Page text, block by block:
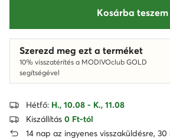
Kosárba teszem
Szerezd meg ezt a terméket
10% visszatérítés a MODIVOclub GOLD
segítségével
Hétfő: H., 10.08 - K., 11.08
Kiszállítás 0 Ft-tól
14 nap az ingyenes visszaküldésre,